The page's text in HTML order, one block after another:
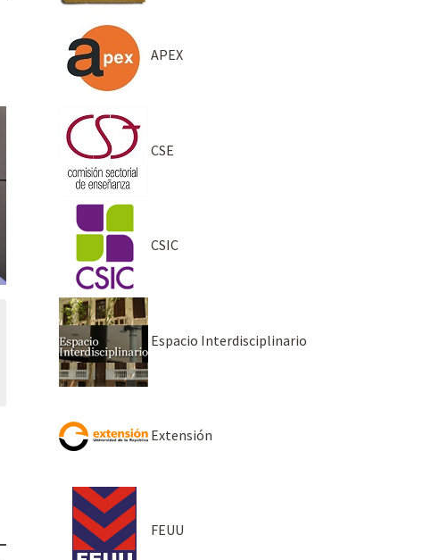
APEX
CSE
CSIC
Espacio Interdisciplinario
Extensión
FEUU